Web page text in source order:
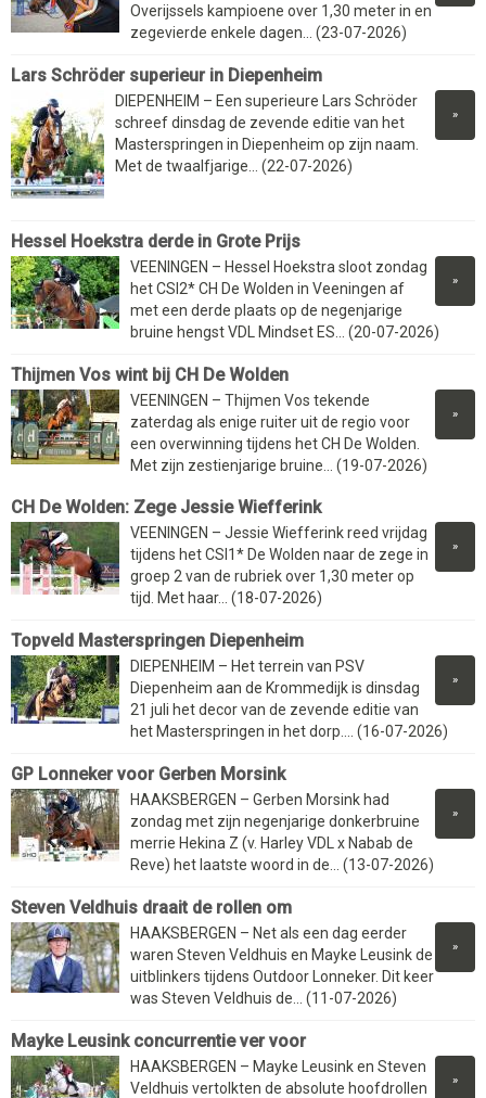
Overijssels kampioene over 1,30 meter in en
zegevierde enkele dagen... (23-07-2026)
Lars Schröder superieur in Diepenheim
»
DIEPENHEIM – Een superieure Lars Schröder
schreef dinsdag de zevende editie van het
Masterspringen in Diepenheim op zijn naam.
Met de twaalfjarige... (22-07-2026)
Hessel Hoekstra derde in Grote Prijs
»
VEENINGEN – Hessel Hoekstra sloot zondag
het CSI2* CH De Wolden in Veeningen af
met een derde plaats op de negenjarige
bruine hengst VDL Mindset ES... (20-07-2026)
Thijmen Vos wint bij CH De Wolden
»
VEENINGEN – Thijmen Vos tekende
zaterdag als enige ruiter uit de regio voor
een overwinning tijdens het CH De Wolden.
Met zijn zestienjarige bruine... (19-07-2026)
CH De Wolden: Zege Jessie Wiefferink
»
VEENINGEN – Jessie Wiefferink reed vrijdag
tijdens het CSI1* De Wolden naar de zege in
groep 2 van de rubriek over 1,30 meter op
tijd. Met haar... (18-07-2026)
Topveld Masterspringen Diepenheim
»
DIEPENHEIM – Het terrein van PSV
Diepenheim aan de Krommedijk is dinsdag
21 juli het decor van de zevende editie van
het Masterspringen in het dorp.... (16-07-2026)
GP Lonneker voor Gerben Morsink
»
HAAKSBERGEN – Gerben Morsink had
zondag met zijn negenjarige donkerbruine
merrie Hekina Z (v. Harley VDL x Nabab de
Reve) het laatste woord in de... (13-07-2026)
Steven Veldhuis draait de rollen om
»
HAAKSBERGEN – Net als een dag eerder
waren Steven Veldhuis en Mayke Leusink de
uitblinkers tijdens Outdoor Lonneker. Dit keer
was Steven Veldhuis de... (11-07-2026)
Mayke Leusink concurrentie ver voor
»
HAAKSBERGEN – Mayke Leusink en Steven
Veldhuis vertolkten de absolute hoofdrollen